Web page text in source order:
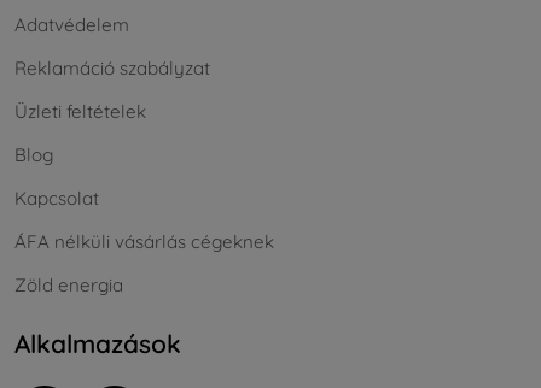
Adatvédelem
Reklamáció szabályzat
Üzleti feltételek
Blog
Kapcsolat
ÁFA nélküli vásárlás cégeknek
Zöld energia
Alkalmazások